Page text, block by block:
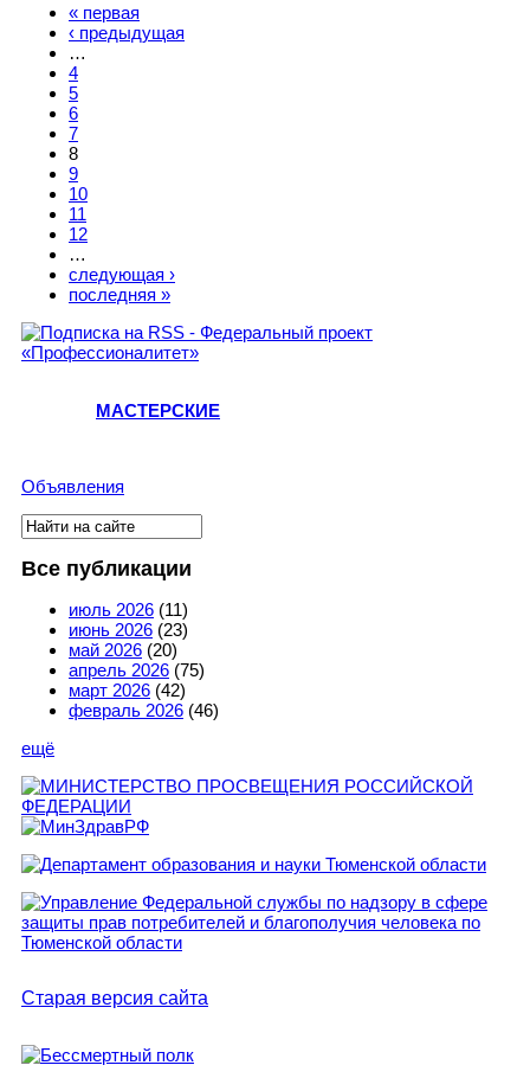
Страницы
« первая
‹ предыдущая
…
4
5
6
7
8
9
10
11
12
…
следующая ›
последняя »
МАСТЕРСКИЕ
Объявления
Форма поиска
Поиск
Все публикации
июль 2026 (11)
июнь 2026 (23)
май 2026 (20)
апрель 2026 (75)
март 2026 (42)
февраль 2026 (46)
ещё
Старая версия сайта